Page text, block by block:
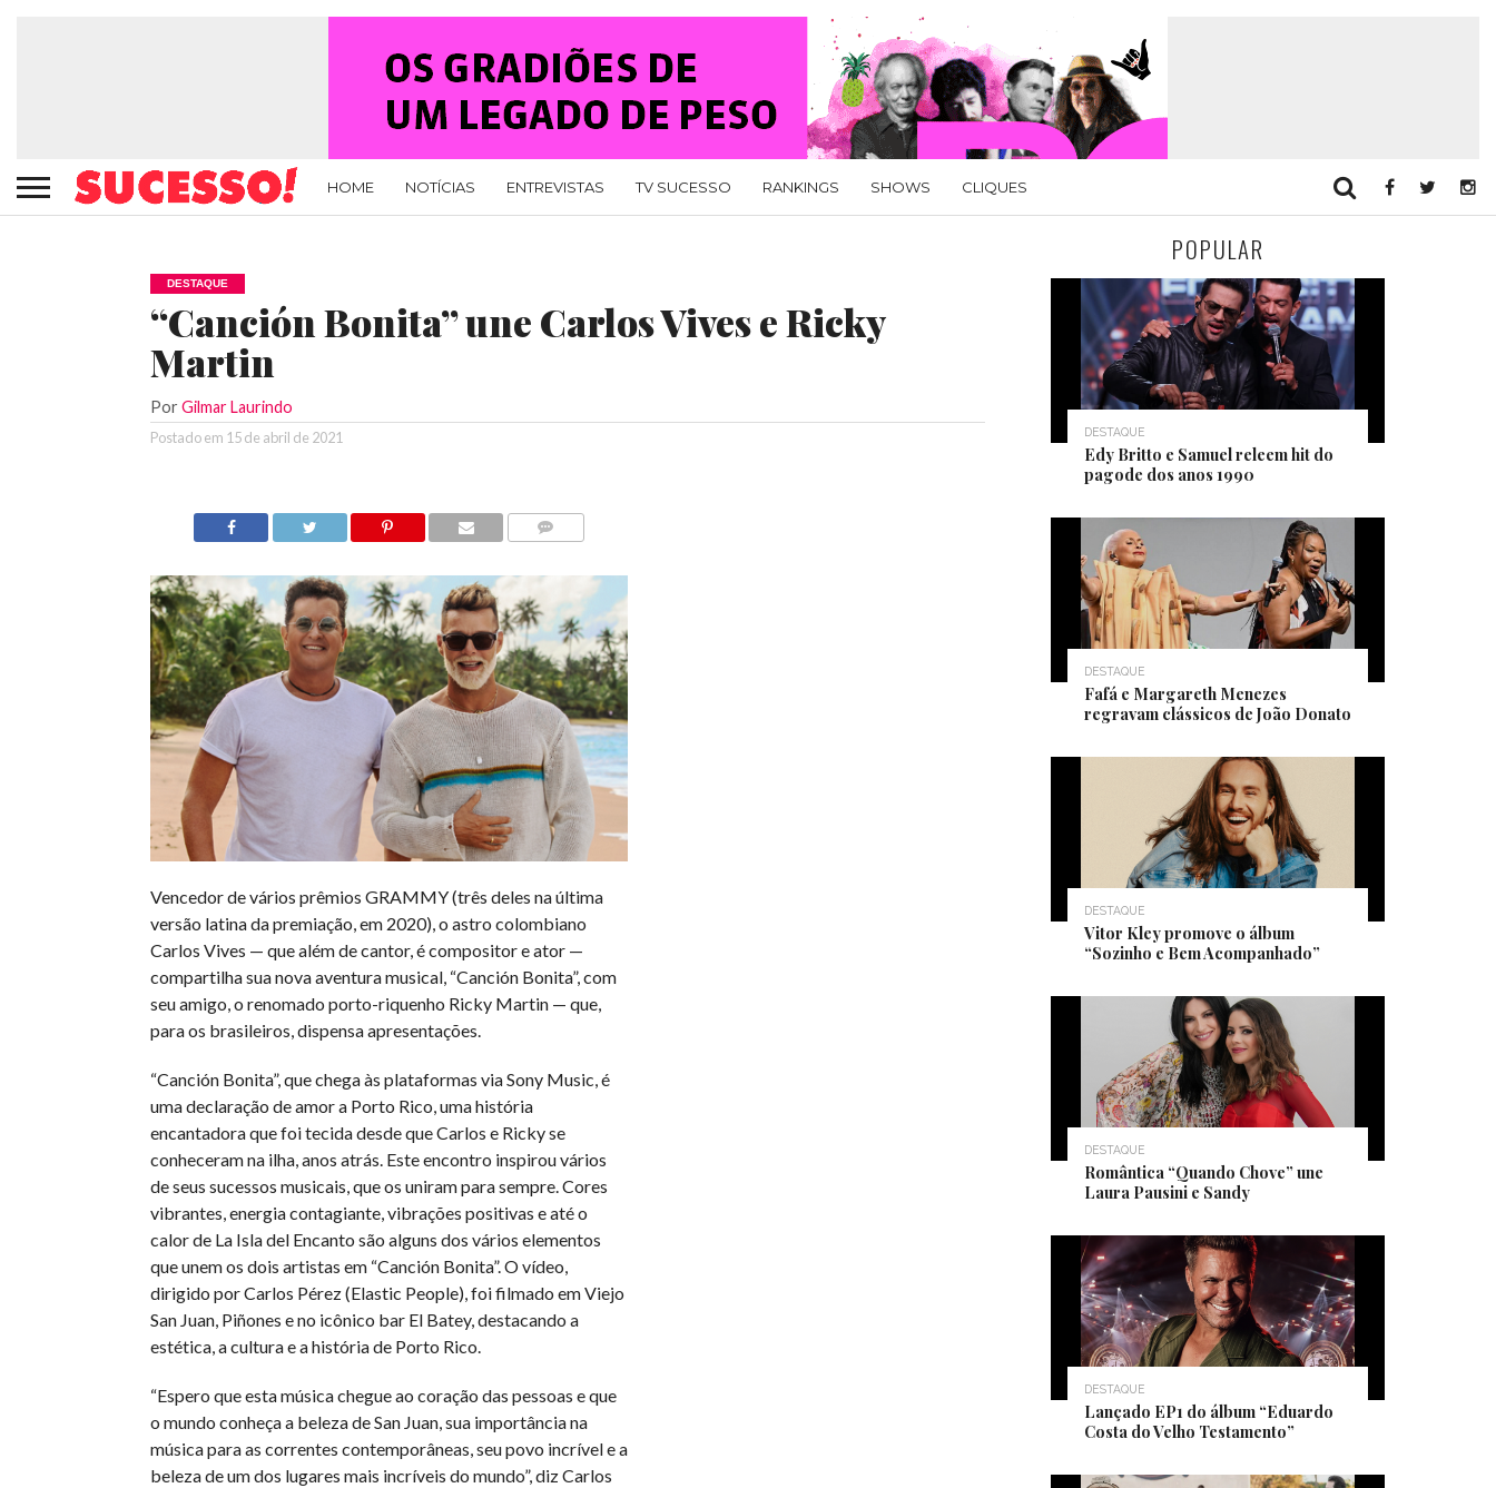
HOME NOTÍCIAS ENTREVISTAS TV SUCESSO RANKINGS SHOWS CLIQUES
DESTAQUE
“Canción Bonita” une Carlos Vives e Ricky
Martin
Por Gilmar Laurindo
Postado em 15 de abril de 2021
Vencedor de vários prêmios GRAMMY (três deles na última
versão latina da premiação, em 2020), o astro colombiano
Carlos Vives — que além de cantor, é compositor e ator —
compartilha sua nova aventura musical, “Canción Bonita”, com
seu amigo, o renomado porto-riquenho Ricky Martin — que,
para os brasileiros, dispensa apresentações.
“Canción Bonita”, que chega às plataformas via Sony Music, é
uma declaração de amor a Porto Rico, uma história
encantadora que foi tecida desde que Carlos e Ricky se
conheceram na ilha, anos atrás. Este encontro inspirou vários
de seus sucessos musicais, que os uniram para sempre. Cores
vibrantes, energia contagiante, vibrações positivas e até o
calor de La Isla del Encanto são alguns dos vários elementos
que unem os dois artistas em “Canción Bonita”. O vídeo,
dirigido por Carlos Pérez (Elastic People), foi filmado em Viejo
San Juan, Piñones e no icônico bar El Batey, destacando a
estética, a cultura e a história de Porto Rico.
“Espero que esta música chegue ao coração das pessoas e que
o mundo conheça a beleza de San Juan, sua importância na
música para as correntes contemporâneas, seu povo incrível e a
beleza de um dos lugares mais incríveis do mundo”, diz Carlos
POPULAR
DESTAQUE
Edy Britto e Samuel releem hit do
pagode dos anos 1990
DESTAQUE
Fafá e Margareth Menezes
regravam clássicos de João Donato
DESTAQUE
Vitor Kley promove o álbum
“Sozinho e Bem Acompanhado”
DESTAQUE
Romântica “Quando Chove” une
Laura Pausini e Sandy
DESTAQUE
Lançado EP1 do álbum “Eduardo
Costa do Velho Testamento”